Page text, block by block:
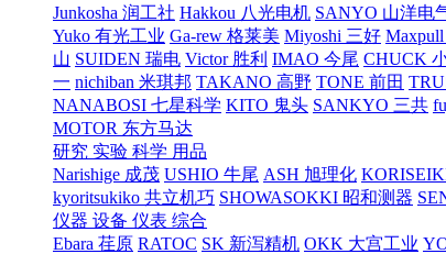
Junkosha 润工社 Hakkou 八光电机 SANYO 山洋电
Yuko 有光工业 Ga-rew 格莱美 Miyoshi 三好
山 SUIDEN 瑞电 Victor 胜利 IMAO 今尾 CHUCK
一 nichiban 米琪邦 TAKANO 高野 TONE 前田
NANABOSI 七星科学 KITO 鬼头 SANKYO 三共
MOTOR 东方马达
研究 实验 科学 用品
Narishige 成茂 USHIO 牛尾 ASH 旭理化
kyoritsukiko 共立机巧 SHOWASOKKI 昭和测器
仪器 设备 仪表 综合
Ebara 荏原 RATOC SK 新泻精机 OKK 大宫工业